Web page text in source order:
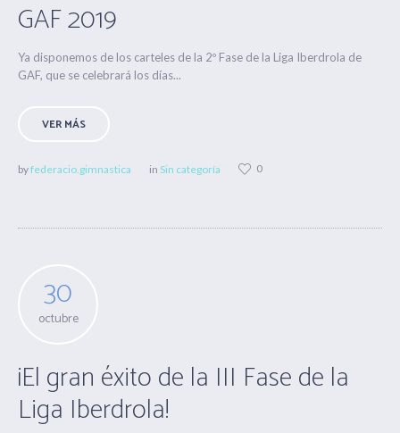
GAF 2019
Ya disponemos de los carteles de la 2º Fase de la Liga Iberdrola de
GAF, que se celebrará los días...
VER MÁS
byfederacio.gimnastica in Sin categoría 0
30
octubre
¡El gran éxito de la III Fase de la
Liga Iberdrola!